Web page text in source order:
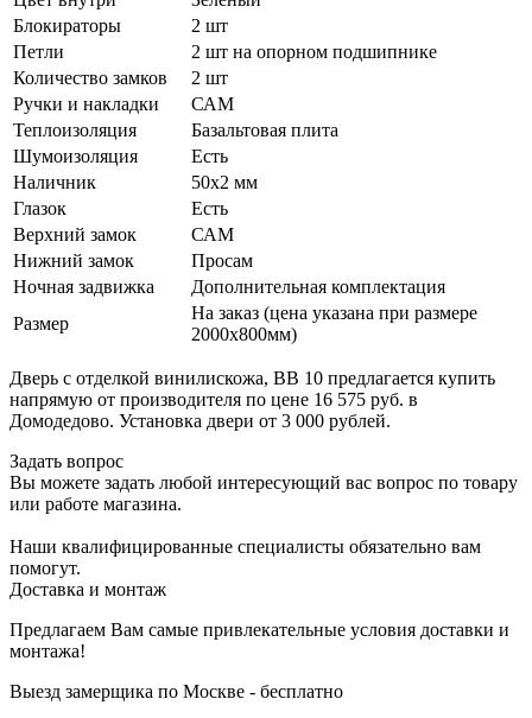
Блокираторы
2 шт
Петли
2 шт на опорном подшипнике
Количество замков
2 шт
Ручки и накладки
САМ
Теплоизоляция
Базальтовая плита
Шумоизоляция
Есть
Наличник
50х2 мм
Глазок
Есть
Верхний замок
САМ
Нижний замок
Просам
Ночная задвижка
Дополнительная комплектация
Размер
На заказ (цена указана при размере
2000х800мм)
Дверь с отделкой винилискожа, ВВ 10 предлагается купить
напрямую от производителя по цене 16 575 руб. в
Домодедово. Установка двери от 3 000 рублей.
Задать вопрос
Вы можете задать любой интересующий вас вопрос по товару
или работе магазина.
Наши квалифицированные специалисты обязательно вам
помогут.
Доставка и монтаж
Предлагаем Вам самые привлекательные условия доставки и
монтажа!
Выезд замерщика по Москве - бесплатно